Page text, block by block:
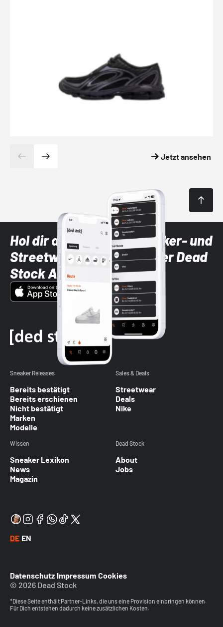
Jetzt ansehen
Hol dir die neuesten Sneaker- und
Streetwear-Brands mit der Dead
Stock App
Sneaker Releases
Bereits bestätigt
Bereits erschienen
Nicht bestätigt
Marken
Modelle
Sales & Deals
Streetwear
Deals
Nike
Wissen
Sneaker Lexikon
News
Magazin
Dead Stock
About
Jobs
DE EN
Datenschutz Impressum Cookies
© 2026 Dead Stock
*Diese Seite enthält Partner-Links, die uns eine Provision einbringen können.
Für Dich entstehen dadurch keine zusätzlichen Kosten.